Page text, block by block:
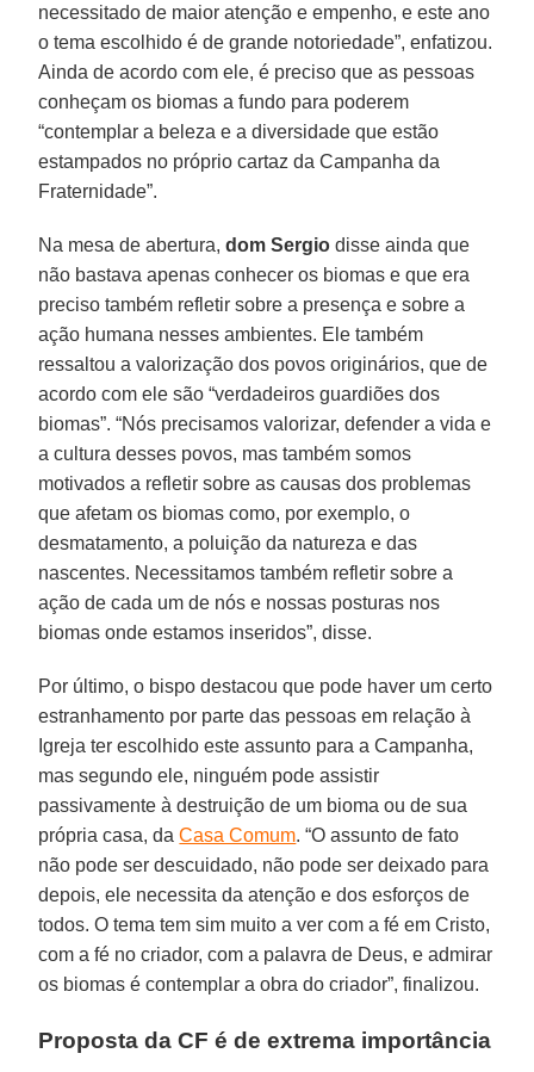
necessitado de maior atenção e empenho, e este ano
o tema escolhido é de grande notoriedade”, enfatizou.
Ainda de acordo com ele, é preciso que as pessoas
conheçam os biomas a fundo para poderem
“contemplar a beleza e a diversidade que estão
estampados no próprio cartaz da Campanha da
Fraternidade”.
Na mesa de abertura,dom Sergio disse ainda que
não bastava apenas conhecer os biomas e que era
preciso também refletir sobre a presença e sobre a
ação humana nesses ambientes. Ele também
ressaltou a valorização dos povos originários, que de
acordo com ele são “verdadeiros guardiões dos
biomas”. “Nós precisamos valorizar, defender a vida e
a cultura desses povos, mas também somos
motivados a refletir sobre as causas dos problemas
que afetam os biomas como, por exemplo, o
desmatamento, a poluição da natureza e das
nascentes. Necessitamos também refletir sobre a
ação de cada um de nós e nossas posturas nos
biomas onde estamos inseridos”, disse.
Por último, o bispo destacou que pode haver um certo
estranhamento por parte das pessoas em relação à
Igreja ter escolhido este assunto para a Campanha,
mas segundo ele, ninguém pode assistir
passivamente à destruição de um bioma ou de sua
própria casa, daCasa Comum. “O assunto de fato
não pode ser descuidado, não pode ser deixado para
depois, ele necessita da atenção e dos esforços de
todos. O tema tem sim muito a ver com a fé em Cristo,
com a fé no criador, com a palavra de Deus, e admirar
os biomas é contemplar a obra do criador”, finalizou.
Proposta da CF é de extrema importância